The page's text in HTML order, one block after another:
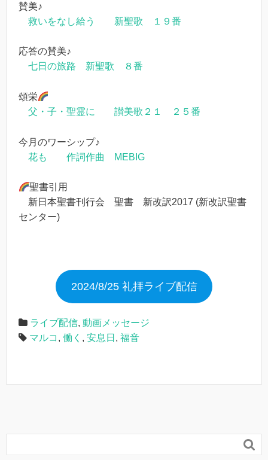
賛美♪
救いをなし給う 新聖歌 １９番
応答の賛美♪
七日の旅路 新聖歌 ８番
頌栄
父・子・聖霊に 讃美歌２１ ２５番
今月のワーシップ♪
花も 作詞作曲 MEBIG
聖書引用
新日本聖書刊行会 聖書 新改訳2017 (新改訳聖書
センター)
2024/8/25 礼拝ライブ配信
ライブ配信, 動画メッセージ
マルコ , 働く , 安息日 , 福音
